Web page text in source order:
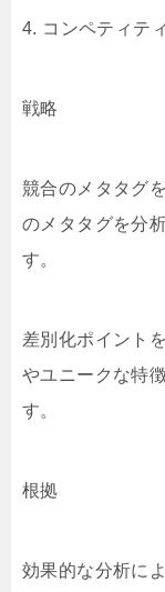
4. コンペティテ
戦略
競合のメタタグ
のメタタグを分
す。
差別化ポイント
やユニークな特
す。
根拠
効果的な分析に